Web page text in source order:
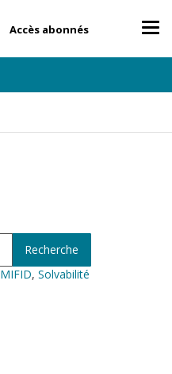
Accès abonnés
MIFID, Solvabilité